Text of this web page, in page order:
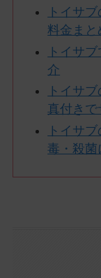
トイサ
料金まと
トイサ
介
トイサ
真付きで
トイサ
毒・殺菌